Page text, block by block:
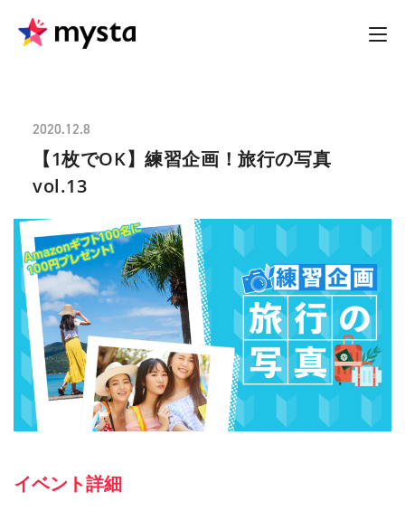
2020.12.8
【1枚でOK】練習企画！旅行の写真
vol.13
イベント詳細